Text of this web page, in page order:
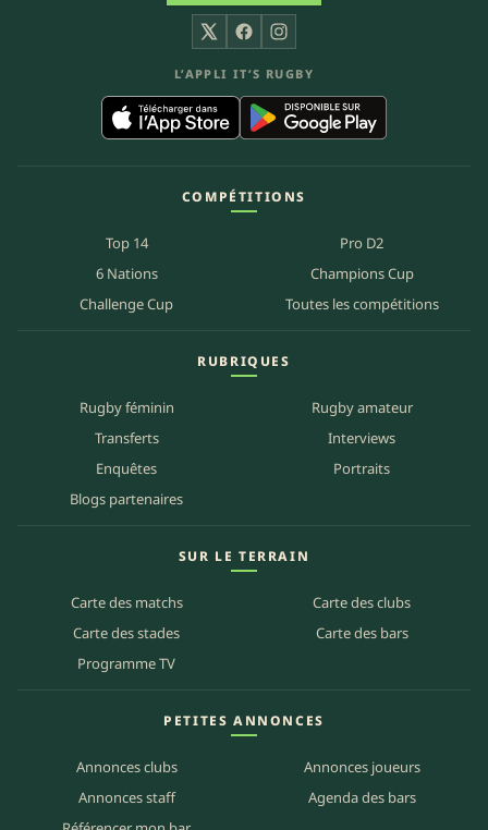
X FacebookInstagram
L’APPLI IT’S RUGBY
COMPÉTITIONS
Top 14
Pro D2
6 Nations
Champions Cup
Challenge Cup
Toutes les compétitions
RUBRIQUES
Rugby féminin
Rugby amateur
Transferts
Interviews
Enquêtes
Portraits
Blogs partenaires
SUR LE TERRAIN
Carte des matchs
Carte des clubs
Carte des stades
Carte des bars
Programme TV
PETITES ANNONCES
Annonces clubs
Annonces joueurs
Annonces staff
Agenda des bars